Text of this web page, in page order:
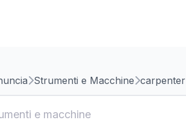
Strumenti e Macchine carpenter